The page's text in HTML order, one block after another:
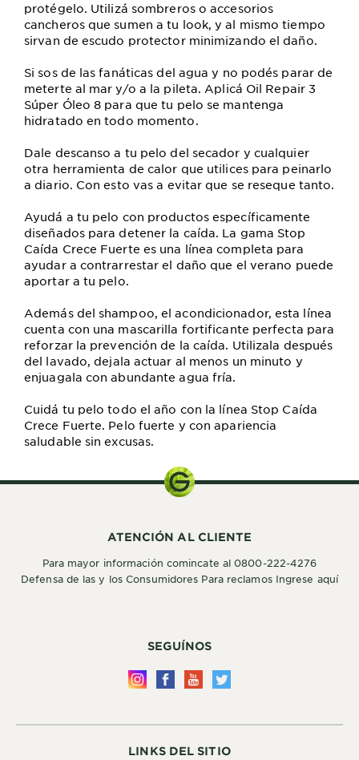
protégelo. Utilizá sombreros o accesorios
cancheros que sumen a tu look, y al mismo tiempo
sirvan de escudo protector minimizando el daño.
Si sos de las fanáticas del agua y no podés parar de
meterte al mar y/o a la pileta. Aplicá Oil Repair 3
Súper Óleo 8 para que tu pelo se mantenga
hidratado en todo momento.
Dale descanso a tu pelo del secador y cualquier
otra herramienta de calor que utilices para peinarlo
a diario. Con esto vas a evitar que se reseque tanto.
Ayudá a tu pelo con productos específicamente
diseñados para detener la caída. La gama Stop
Caída Crece Fuerte es una línea completa para
ayudar a contrarrestar el daño que el verano puede
aportar a tu pelo.
Además del shampoo, el acondicionador, esta línea
cuenta con una mascarilla fortificante perfecta para
reforzar la prevención de la caída. Utilizala después
del lavado, dejala actuar al menos un minuto y
enjuagala con abundante agua fría.
Cuidá tu pelo todo el año con la línea Stop Caída
Crece Fuerte. Pelo fuerte y con apariencia
saludable sin excusas.
LINKS DEL SITIO
SEGUÍNOS
ATENCIÓN AL CLIENTE
Para mayor información comincate al 0800-222-4276
Defensa de las y los Consumidores Para reclamos Ingrese aquí